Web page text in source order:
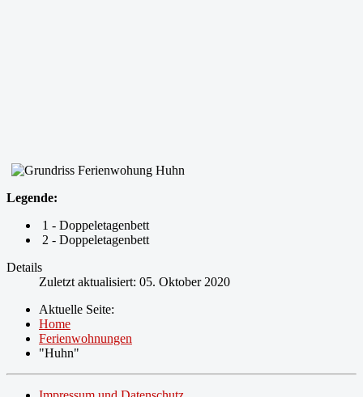
Legende:
1 - Doppeletagenbett
2 - Doppeletagenbett
Details
Zuletzt aktualisiert: 05. Oktober 2020
Aktuelle Seite:
Home
Ferienwohnungen
"Huhn"